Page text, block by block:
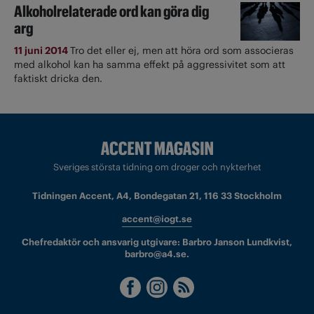
Alkoholrelaterade ord kan göra dig
arg
11 juni 2014Tro det eller ej, men att höra ord som associeras
med alkohol kan ha samma effekt på aggressivitet som att
faktiskt dricka den.
Sveriges största tidning om droger och nykterhet
Tidningen Accent, A4, Bondegatan 21, 116 33 Stockholm
accent@iogt.se
Chefredaktör och ansvarig utgivare: Barbro Janson Lundkvist,
barbro@a4.se.